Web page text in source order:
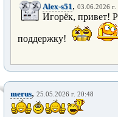
Alex-s51, 03.06.2026 г.
Игорёк, привет!
поддержку!
merus, 25.05.2026 г. 20:48